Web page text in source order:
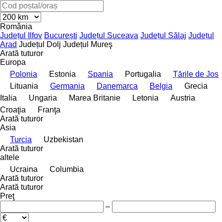
România
Județul Ilfov București Județul Suceava Județul Sălaj Județul
Arad Județul Dolj Județul Mureş
Arată tuturor
Europa
Polonia
Estonia Spania Portugalia
Țările de Jos
Lituania
Germania Danemarca Belgia
Grecia
Italia
Ungaria Marea Britanie Letonia
Austria
Croaţia
Franţa
Arată tuturor
Asia
Turcia
Uzbekistan
Arată tuturor
altele
Ucraina
Columbia
Arată tuturor
Arată tuturor
Preţ
–